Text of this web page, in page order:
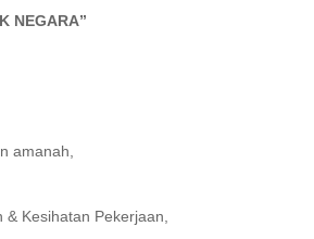
NEGARA”
amanah,
Kesihatan Pekerjaan,